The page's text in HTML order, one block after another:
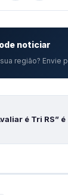
noticiar
região? Envie
é Tri RS” é